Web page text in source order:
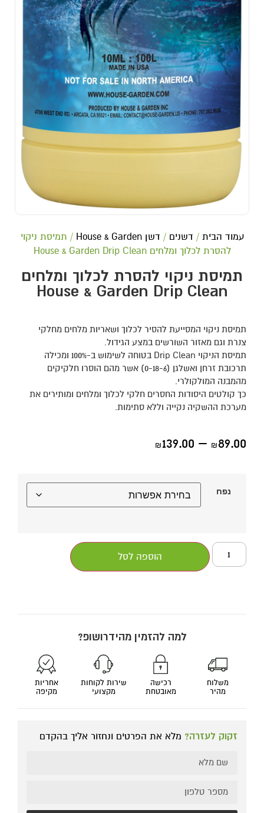
עמוד הבית / דשנים / דשן House & Garden
/ תמיסת ניקוי
להסרת לכלוך ומלחים House & Garden Drip Clean
תמיסת ניקוי להסרת לכלוך ומלחים
House & Garden Drip Clean
תמיסת ניקוי המסייעת להסיר לכלוך ושאריות מלחים מחלקי
צנרת וגם מאזור השורשים במצע הגידול.
תמיסת הניקוי Drip Clean בטוחה לשימוש ב-100% ומכילה
תרכובת זרחן ואשלגן (0-18-6) אשר מהם הוסרו חלקיקים
מהמבנה המולקולרי.
כך קולטים היסודות החסרים חלקי לכלוך ומלחים ומותירים את
מערכת ההשקיה נקייה וללא סתימות.
₪89.00
–
₪139.00
נפח
הוספה לסל
למה להזמין מהידרושופ?
משלוח
מהיר
רכישה
מאובטחת
שירות לקוחות
מקצועי
אחריות
מקיפה
זקוק לעזרה? מלא את הפרטים ונחזור אליך בהקדם